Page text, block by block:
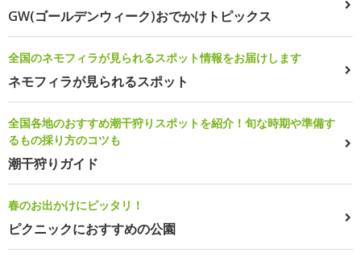
GW(ゴールデンウィーク)おでかけトピックス
全国のネモフィラが見られるスポット情報をお届けします
ネモフィラが見られるスポット
全国各地のおすすめ潮干狩りスポットを紹介！旬な時期や準備す
るもの採り方のコツも
潮干狩りガイド
春のお出かけにピッタリ！
ピクニックにおすすめの公園